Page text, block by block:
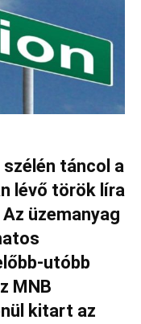
táncol a
lévő török líra
üzemanyag
utóbb
MNB
kitart az